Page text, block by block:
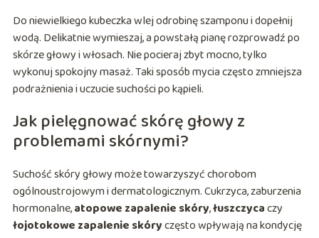
Do niewielkiego kubeczka wlej odrobinę szamponu i dopełnij
wodą. Delikatnie wymieszaj, a powstałą pianę rozprowadź po
skórze głowy i włosach. Nie pocieraj zbyt mocno, tylko
wykonuj spokojny masaż. Taki sposób mycia często zmniejsza
podrażnienia i uczucie suchości po kąpieli.
Jak pielęgnować skórę głowy z
problemami skórnymi?
Suchość skóry głowy może towarzyszyć chorobom
ogólnoustrojowym i dermatologicznym. Cukrzyca, zaburzenia
hormonalne,atopowe zapalenie skóry,łuszczycaczy
łojotokowe zapalenie skóryczęsto wpływają na kondycję